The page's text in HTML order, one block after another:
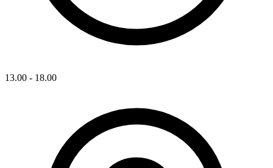
13.00 - 18.00